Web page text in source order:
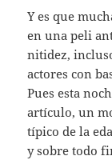
Y es que
en una peli
nitidez,
actores con
Pues esta
artículo, un
típico de la
y sobre todo